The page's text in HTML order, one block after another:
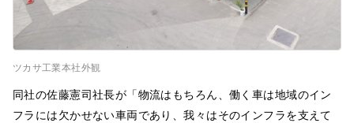
ツカサ工業本社外観
同社の佐藤憲司社長が「物流はもちろん、働く車は地域のイン
フラには欠かせない車両であり、我々はそのインフラを支えて